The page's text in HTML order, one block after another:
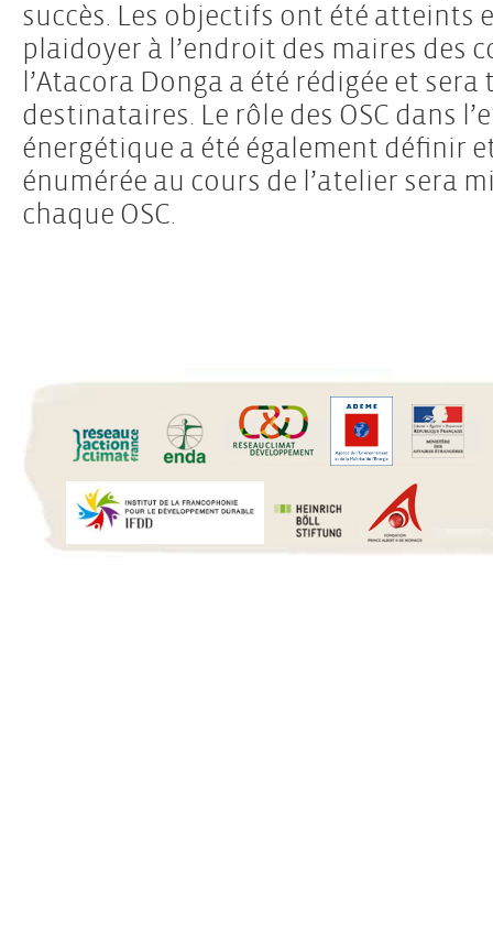
succès. Les objectifs ont été atteints
plaidoyer à l’endroit des maires des
l’Atacora Donga a été rédigée et
destinataires. Le rôle des OSC dans
énergétique a été également définir
énumérée au cours de l’atelier sera
chaque OSC.